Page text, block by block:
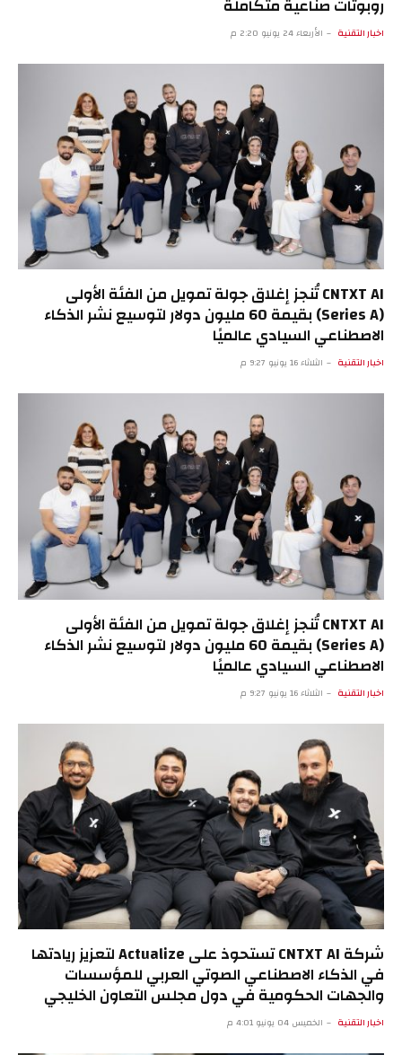
روبوتات صناعية متكاملة
اخبار التقنية الأربعاء 24 يونيو 2:20 م
CNTXT AI تُنجز إغلاق جولة تمويل من الفئة الأولى
(Series A) بقيمة 60 مليون دولار لتوسيع نشر الذكاء
الاصطناعي السيادي عالميًا
اخبار التقنية الثلاثاء 16 يونيو 9:27 م
CNTXT AI تُنجز إغلاق جولة تمويل من الفئة الأولى
(Series A) بقيمة 60 مليون دولار لتوسيع نشر الذكاء
الاصطناعي السيادي عالميًا
اخبار التقنية الثلاثاء 16 يونيو 9:27 م
شركة CNTXT AI تستحوذ على Actualize لتعزيز ريادتها
في الذكاء الاصطناعي الصوتي العربي للمؤسسات
والجهات الحكومية في دول مجلس التعاون الخليجي
اخبار التقنية الخميس 04 يونيو 4:01 م